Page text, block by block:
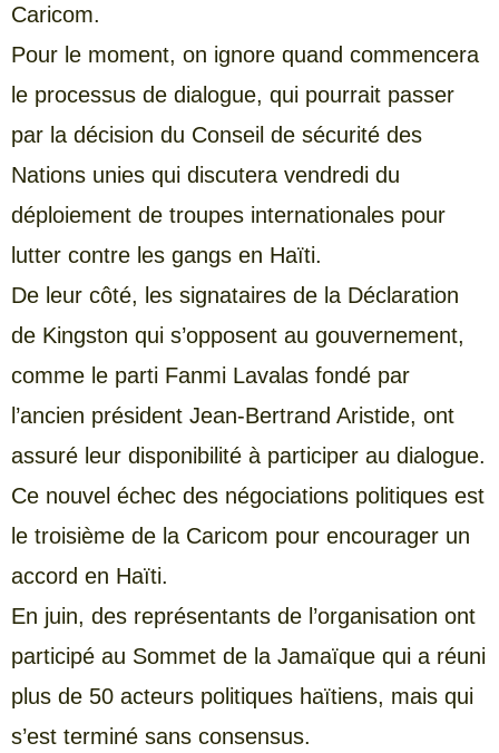
Caricom.
Pour le moment, on ignore quand commencera
le processus de dialogue, qui pourrait passer
par la décision du Conseil de sécurité des
Nations unies qui discutera vendredi du
déploiement de troupes internationales pour
lutter contre les gangs en Haïti.
De leur côté, les signataires de la Déclaration
de Kingston qui s’opposent au gouvernement,
comme le parti Fanmi Lavalas fondé par
l’ancien président Jean-Bertrand Aristide, ont
assuré leur disponibilité à participer au dialogue.
Ce nouvel échec des négociations politiques est
le troisième de la Caricom pour encourager un
accord en Haïti.
En juin, des représentants de l’organisation ont
participé au Sommet de la Jamaïque qui a réuni
plus de 50 acteurs politiques haïtiens, mais qui
s’est terminé sans consensus.